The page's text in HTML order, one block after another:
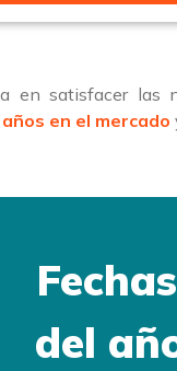
en satisfacer las
en el mercado
del